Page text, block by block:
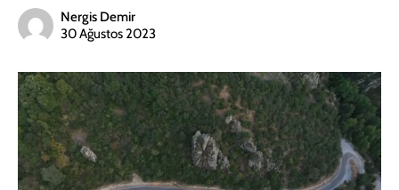
Nergis Demir
30 Ağustos 2023